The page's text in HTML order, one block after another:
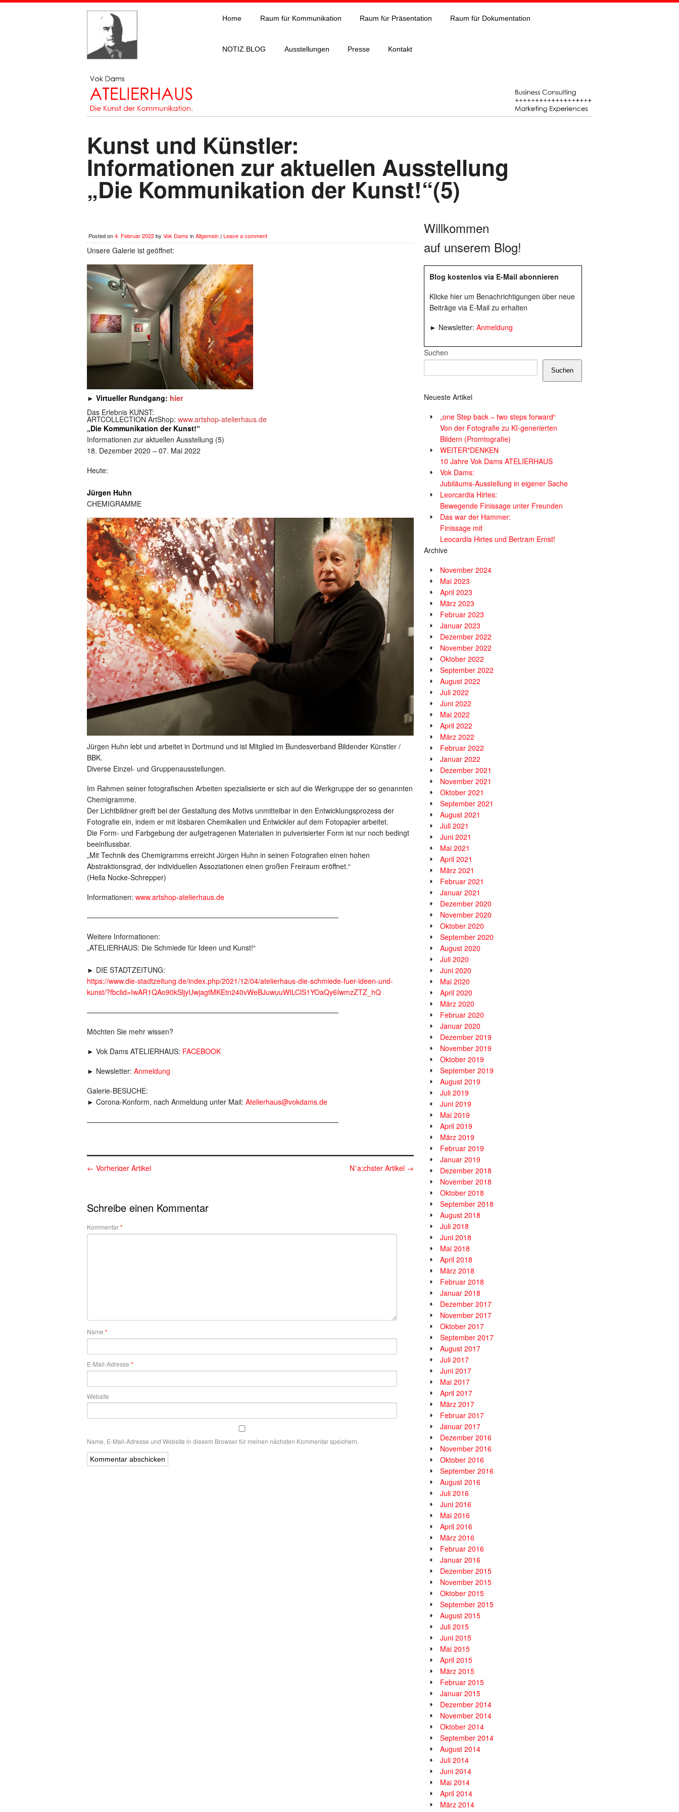
Home Raum für Kommunikation Raum für Präsentation Raum für Dokumentation
NOTIZ.BLOG Ausstellungen Presse Kontakt
Kunst und Künstler:
Informationen zur aktuellen Ausstellung
„Die Kommunikation der Kunst!“(5)
Posted on4. Februar 2022by Vok Dams inAllgemein | Leave a comment
Unsere Galerie ist geöffnet:
► Virtueller Rundgang: hier
Das Erlebnis KUNST:
ARTCOLLECTION ArtShop: www.artshop-atelierhaus.de
„Die Kommunikation der Kunst!“
Informationen zur aktuellen Ausstellung (5)
18. Dezember 2020 – 07. Mai 2022
Heute:
Jürgen Huhn
CHEMIGRAMME
Jürgen Huhn lebt und arbeitet in Dortmund und ist Mitglied im Bundesverband Bildender Künstler /
BBK.
Diverse Einzel- und Gruppenausstellungen.
Im Rahmen seiner fotografischen Arbeiten spezialisierte er sich auf die Werkgruppe der so genannten
Chemigramme.
Der Lichtbildner greift bei der Gestaltung des Motivs unmittelbar in den Entwicklungsprozess der
Fotografie ein, indem er mit lösbaren Chemikalien und Entwickler auf dem Fotopapier arbeitet.
Die Form- und Farbgebung der aufgetragenen Materialien in pulverisierter Form ist nur noch bedingt
beeinflussbar.
„Mit Technik des Chemigramms erreicht Jürgen Huhn in seinen Fotografien einen hohen
Abstraktionsgrad, der individuellen Assoziationen einen großen Freiraum eröffnet.“
(Hella Nocke-Schrepper)
Informationen: www.artshop-atelierhaus.de
———————————————————————————————————–
Weitere Informationen:
„ATELIERHAUS: Die Schmiede für Ideen und Kunst!“
► DIE STADTZEITUNG:
https://www.die-stadtzeitung.de/index.php/2021/12/04/atelierhaus-die-schmiede-fuer-ideen-und-
kunst/?fbclid=IwAR1QAo90kSljyUwjagtMKEtn240vWeBJuwuuWILClS1YOaQy6IwmzZTZ_hQ
———————————————————————————————————–
Möchten Sie mehr wissen?
► Vok Dams ATELIERHAUS: FACEBOOK
► Newsletter: Anmeldung
Galerie-BESUCHE:
► Corona-Konform, nach Anmeldung unter Mail: Atelierhaus@vokdams.de
———————————————————————————————————–
← Vorheriger Artikel N¨a;chster Artikel →
Schreibe einen Kommentar
Kommentar*
Name *
E-Mail-Adresse *
Website
Name, E-Mail-Adresse und Website in diesem Browser für meinen nächsten Kommentar speichern.
Willkommen
auf unserem Blog!
Blog kostenlos via E-Mail abonnieren
Klicke hier um Benachrichtigungen über neue
Beiträge via E-Mail zu erhalten
► Newsletter: Anmeldung
Suchen
Suchen
Neueste Artikel
„one Step back – two steps forward“
Von der Fotografie zu KI-generierten
Bildern (Promtografie)
WEITER*DENKEN
10 Jahre Vok Dams ATELIERHAUS
Vok Dams:
Jubiläums-Ausstellung in eigener Sache
Leorcardia Hirtes:
Bewegende Finissage unter Freunden
Das war der Hammer:
Finissage mit
Leocardia Hirtes und Bertram Ernst!
Archive
November 2024
Mai 2023
April 2023
März 2023
Februar 2023
Januar 2023
Dezember 2022
November 2022
Oktober 2022
September 2022
August 2022
Juli 2022
Juni 2022
Mai 2022
April 2022
März 2022
Februar 2022
Januar 2022
Dezember 2021
November 2021
Oktober 2021
September 2021
August 2021
Juli 2021
Juni 2021
Mai 2021
April 2021
März 2021
Februar 2021
Januar 2021
Dezember 2020
November 2020
Oktober 2020
September 2020
August 2020
Juli 2020
Juni 2020
Mai 2020
April 2020
März 2020
Februar 2020
Januar 2020
Dezember 2019
November 2019
Oktober 2019
September 2019
August 2019
Juli 2019
Juni 2019
Mai 2019
April 2019
März 2019
Februar 2019
Januar 2019
Dezember 2018
November 2018
Oktober 2018
September 2018
August 2018
Juli 2018
Juni 2018
Mai 2018
April 2018
März 2018
Februar 2018
Januar 2018
Dezember 2017
November 2017
Oktober 2017
September 2017
August 2017
Juli 2017
Juni 2017
Mai 2017
April 2017
März 2017
Februar 2017
Januar 2017
Dezember 2016
November 2016
Oktober 2016
September 2016
August 2016
Juli 2016
Juni 2016
Mai 2016
April 2016
März 2016
Februar 2016
Januar 2016
Dezember 2015
November 2015
Oktober 2015
September 2015
August 2015
Juli 2015
Juni 2015
Mai 2015
April 2015
März 2015
Februar 2015
Januar 2015
Dezember 2014
November 2014
Oktober 2014
September 2014
August 2014
Juli 2014
Juni 2014
Mai 2014
April 2014
März 2014